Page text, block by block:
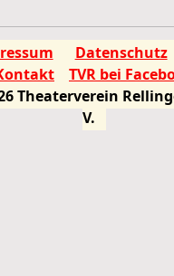
Datenschutz
TVR bei
Theaterverein
V.